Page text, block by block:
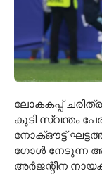
ലോകകപ്പ്
കൂടി സ്വന്തം
നോക്ഔട്ട്
ഗോൾ നേടുന്ന
അർജന്റീന